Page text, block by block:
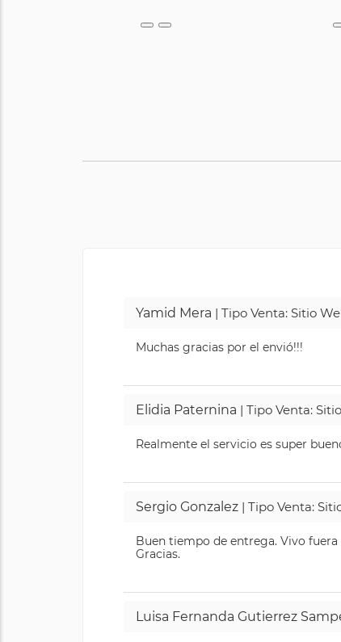
Yamid Mera | Tipo Venta: Sitio
Muchas gracias por el envió!!!
Elidia Paternina | Tipo Venta:
Realmente el servicio es super
Sergio Gonzalez | Tipo Venta:
Buen tiempo de entrega. Vivo
Gracias.
Luisa Fernanda Gutierrez